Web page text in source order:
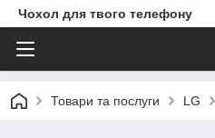
Чохол для твого телефону
Товари та послуги LG